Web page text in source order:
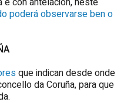
poderá observarse ben o
que indican desde onde
oncello da Coruña, para que